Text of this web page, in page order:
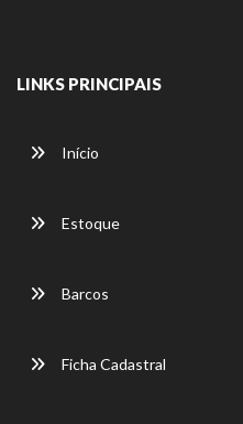
LINKS PRINCIPAIS
Início
Estoque
Barcos
Ficha Cadastral